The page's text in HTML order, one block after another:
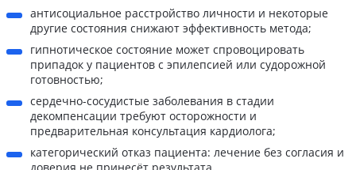
антисоциальное расстройство личности и некоторые
другие состояния снижают эффективность метода;
гипнотическое состояние может спровоцировать
припадок у пациентов с эпилепсией или судорожной
готовностью;
сердечно-сосудистые заболевания в стадии
декомпенсации требуют осторожности и
предварительная консультация кардиолога;
категорический отказ пациента: лечение без согласия и
доверия не принесёт результата.